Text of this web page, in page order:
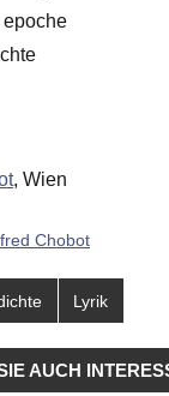
epoche
, Wien
Chobot
Lyrik
AUCH